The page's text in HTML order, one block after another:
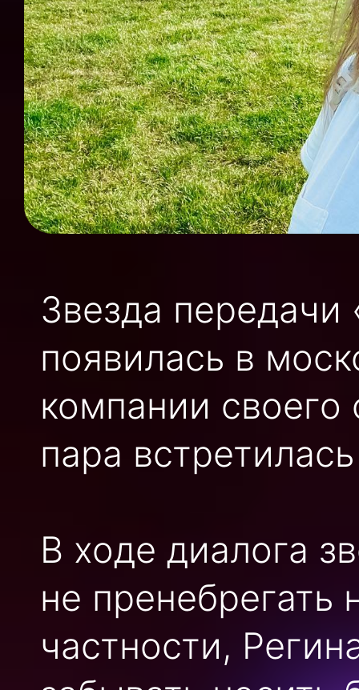
Звезда
появилась в
компании своего
пара
В ходе диалога
не
частности,